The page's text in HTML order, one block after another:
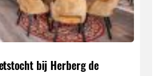
bij Herberg de